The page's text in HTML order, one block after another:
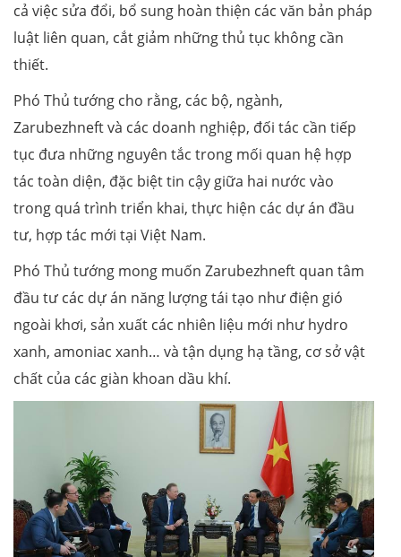
cả việc sửa đổi, bổ sung hoàn thiện các văn bản pháp
luật liên quan, cắt giảm những thủ tục không cần
thiết.
Phó Thủ tướng cho rằng, các bộ, ngành,
Zarubezhneft và các doanh nghiệp, đối tác cần tiếp
tục đưa những nguyên tắc trong mối quan hệ hợp
tác toàn diện, đặc biệt tin cậy giữa hai nước vào
trong quá trình triển khai, thực hiện các dự án đầu
tư, hợp tác mới tại Việt Nam.
Phó Thủ tướng mong muốn Zarubezhneft quan tâm
đầu tư các dự án năng lượng tái tạo như điện gió
ngoài khơi, sản xuất các nhiên liệu mới như hydro
xanh, amoniac xanh… và tận dụng hạ tầng, cơ sở vật
chất của các giàn khoan dầu khí.